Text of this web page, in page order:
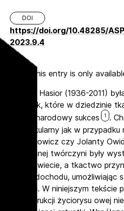
DOI
https://doi.org/10.48285/
2023.9.4
Sorry, this entry is only
Joanna Hasior (1936-2011)
artystek, które w dziedzinie
międzynarodowy sukces
1
.
spektakularny jak w
Abakanowicz czy Jolanty
omawianej twórczyni były
całym świecie, a tkactwo
źródło dochodu,
dziecka. W niniejszym tekście
rekonstrukcji życiorysu owej